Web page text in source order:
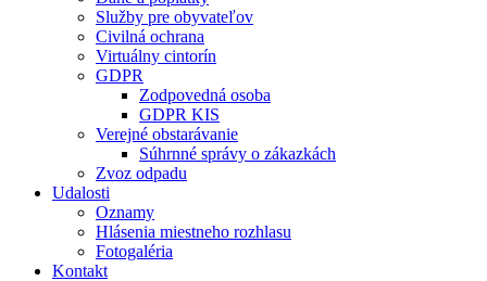
Služby pre obyvateľov
Civilná ochrana
Virtuálny cintorín
GDPR
Zodpovedná osoba
GDPR KIS
Verejné obstarávanie
Súhrnné správy o zákazkách
Zvoz odpadu
Udalosti
Oznamy
Hlásenia miestneho rozhlasu
Fotogaléria
Kontakt